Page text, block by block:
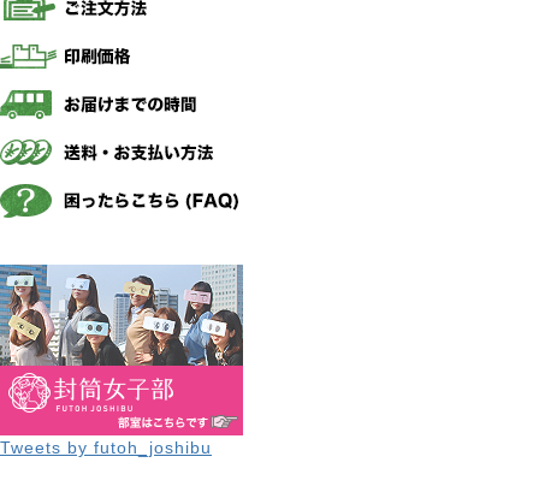
Tweets by futoh_joshibu